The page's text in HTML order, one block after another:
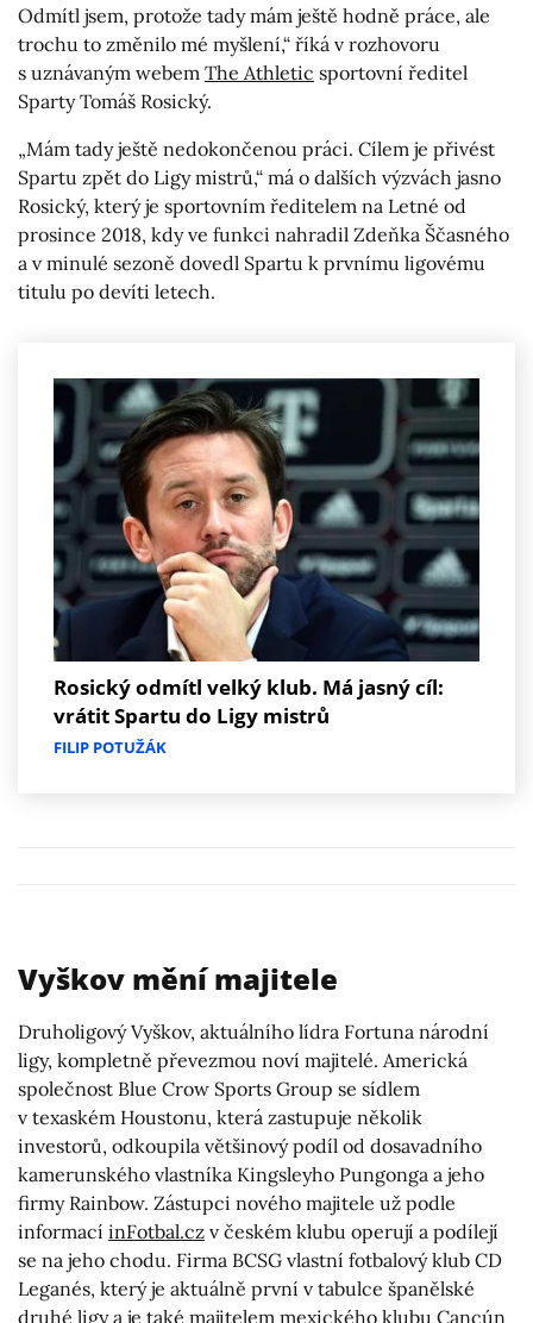
Odmítl jsem, protože tady mám ještě hodně práce, ale
trochu to změnilo mé myšlení,“ říká v rozhovoru
s uznávaným webem The Athletic sportovní ředitel
Sparty Tomáš Rosický.
„Mám tady ještě nedokončenou práci. Cílem je přivést
Spartu zpět do Ligy mistrů,“ má o dalších výzvách jasno
Rosický, který je sportovním ředitelem na Letné od
prosince 2018, kdy ve funkci nahradil Zdeňka Ščasného
a v minulé sezoně dovedl Spartu k prvnímu ligovému
titulu po devíti letech.
Rosický odmítl velký klub. Má jasný cíl:
vrátit Spartu do Ligy mistrů
FILIP POTUŽÁK
Vyškov mění majitele
Druholigový Vyškov, aktuálního lídra Fortuna národní
ligy, kompletně převezmou noví majitelé. Americká
společnost Blue Crow Sports Group se sídlem
v texaském Houstonu, která zastupuje několik
investorů, odkoupila většinový podíl od dosavadního
kamerunského vlastníka Kingsleyho Pungonga a jeho
firmy Rainbow. Zástupci nového majitele už podle
informací inFotbal.cz v českém klubu operují a podílejí
se na jeho chodu. Firma BCSG vlastní fotbalový klub CD
Leganés, který je aktuálně první v tabulce španělské
druhé ligy a je také majitelem mexického klubu Cancún